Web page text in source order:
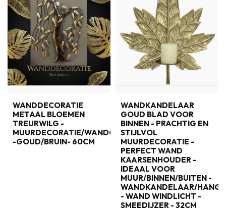
WANDDECORATIE
METAAL BLOEMEN
TREURWILG -
MUURDECORATIE/WANDORNAMENT
-GOUD/BRUIN- 60CM
WANDKANDELAAR
GOUD BLAD VOOR
BINNEN - PRACHTIG EN
STIJLVOL
MUURDECORATIE -
PERFECT WAND
KAARSENHOUDER -
IDEAAL VOOR
MUUR/BINNEN/BUITEN -
WANDKANDELAAR/
- WAND WINDLICHT -
SMEEDIJZER - 32CM